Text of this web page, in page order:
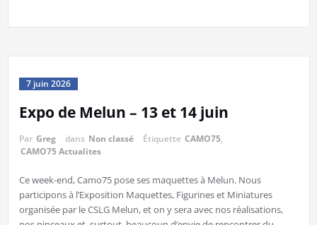
7 juin 2026
Expo de Melun – 13 et 14 juin
Par Greg dans Non classé Étiquette CAMO75,
CAMO75 Actualites
Ce week-end, Camo75 pose ses maquettes à Melun. Nous
participons à l’Exposition Maquettes, Figurines et Miniatures
organisée par le CSLG Melun, et on y sera avec nos réalisations,